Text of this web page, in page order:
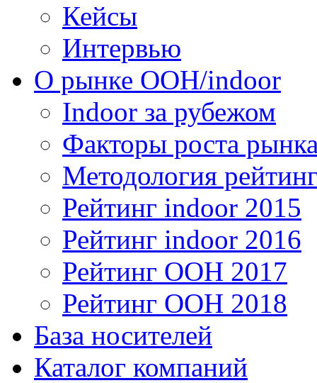
Кейсы
Интервью
О рынке OOH/indoor
Indoor за рубежом
Факторы роста
Методология
Рейтинг indoor 2015
Рейтинг indoor 2016
Рейтинг OOH 2017
Рейтинг OOH 2018
База носителей
Каталог компаний